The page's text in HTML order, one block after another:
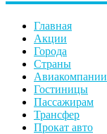
Главная
Акции
Города
Страны
Авиакомпании
Гостиницы
Пассажирам
Трансфер
Прокат авто